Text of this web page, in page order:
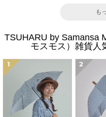
も
TSUHARU by Samansa
モスモス）雑貨人
1 2